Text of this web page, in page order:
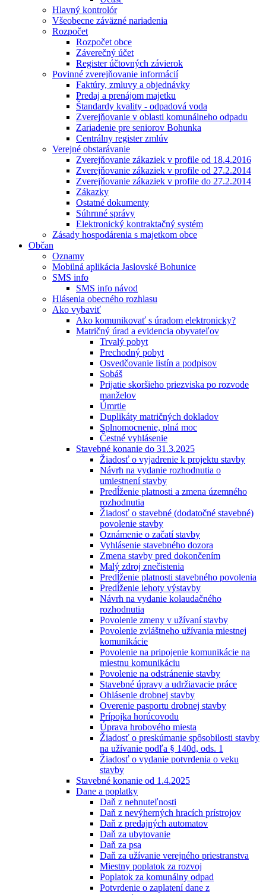
Hlavný kontrolór
Všeobecne záväzné nariadenia
Rozpočet
Rozpočet obce
Záverečný účet
Register účtovných závierok
Povinné zverejňovanie informácií
Faktúry, zmluvy a objednávky
Predaj a prenájom majetku
Štandardy kvality - odpadová voda
Zverejňovanie v oblasti komunálneho odpadu
Zariadenie pre seniorov Bohunka
Centrálny register zmlúv
Verejné obstarávanie
Zverejňovanie zákaziek v profile od 18.4.2016
Zverejňovanie zákaziek v profile od 27.2.2014
Zverejňovanie zákaziek v profile do 27.2.2014
Zákazky
Ostatné dokumenty
Súhrnné správy
Elektronický kontraktačný systém
Zásady hospodárenia s majetkom obce
Občan
Oznamy
Mobilná aplikácia Jaslovské Bohunice
SMS info
SMS info návod
Hlásenia obecného rozhlasu
Ako vybaviť
Ako komunikovať s úradom elektronicky?
Matričný úrad a evidencia obyvateľov
Trvalý pobyt
Prechodný pobyt
Osvedčovanie listín a podpisov
Sobáš
Prijatie skoršieho priezviska po rozvode
manželov
Úmrtie
Duplikáty matričných dokladov
Splnomocnenie, plná moc
Čestné vyhlásenie
Stavebné konanie do 31.3.2025
Žiadosť o vyjadrenie k projektu stavby
Návrh na vydanie rozhodnutia o
umiestnení stavby
Predĺženie platnosti a zmena územného
rozhodnutia
Žiadosť o stavebné (dodatočné stavebné)
povolenie stavby
Oznámenie o začatí stavby
Vyhlásenie stavebného dozora
Zmena stavby pred dokončením
Malý zdroj znečistenia
Predĺženie platnosti stavebného povolenia
Predĺženie lehoty výstavby
Návrh na vydanie kolaudačného
rozhodnutia
Povolenie zmeny v užívaní stavby
Povolenie zvláštneho užívania miestnej
komunikácie
Povolenie na pripojenie komunikácie na
miestnu komunikáciu
Povolenie na odstránenie stavby
Stavebné úpravy a udržiavacie práce
Ohlásenie drobnej stavby
Overenie pasportu drobnej stavby
Prípojka horúcovodu
Úprava hrobového miesta
Žiadosť o preskúmanie spôsobilosti stavby
na užívanie podľa § 140d, ods. 1
Žiadosť o vydanie potvrdenia o veku
stavby
Stavebné konanie od 1.4.2025
Dane a poplatky
Daň z nehnuteľnosti
Daň z nevýherných hracích prístrojov
Daň z predajných automatov
Daň za ubytovanie
Daň za psa
Daň za užívanie verejného priestranstva
Miestny poplatok za rozvoj
Poplatok za komunálny odpad
Potvrdenie o zaplatení dane z